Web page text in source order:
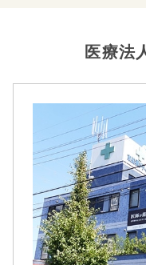
医療法